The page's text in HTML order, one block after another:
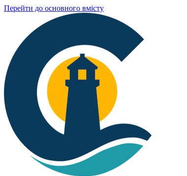
Перейти до основного вмісту